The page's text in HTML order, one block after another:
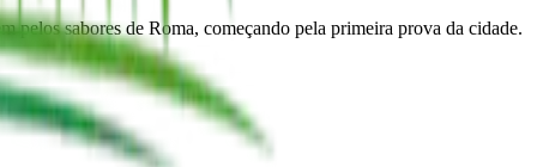
pelos sabores de Roma, começando pela primeira prova da cidade.